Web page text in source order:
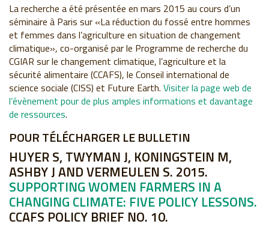
La recherche a été présentée en mars 2015 au cours d’un
séminaire à Paris sur «La réduction du fossé entre hommes
et femmes dans l’agriculture en situation de changement
climatique», co-organisé par le Programme de recherche du
CGIAR sur le changement climatique, l’agriculture et la
sécurité alimentaire (CCAFS), le Conseil international de
science sociale (CISS) et Future Earth. Visiter la page web de
l’évènement pour de plus amples informations et davantage
de ressources.
POUR TÉLÉCHARGER LE BULLETIN
HUYERS, TWYMAN J, KONINGSTEIN M,
ASHBY J AND VERMEULEN S. 2015.
SUPPORTING WOMEN FARMERS IN A
CHANGING CLIMATE: FIVE POLICY LESSONS.
CCAFS POLICY BRIEF NO. 10.